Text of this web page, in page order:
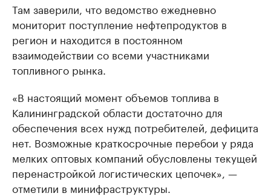
Там заверили, что ведомство ежедневно
мониторит поступление нефтепродуктов в
регион и находится в постоянном
взаимодействии со всеми участниками
топливного рынка.
«В настоящий момент объемов топлива в
Калининградской области достаточно для
обеспечения всех нужд потребителей, дефицита
нет. Возможные краткосрочные перебои у ряда
мелких оптовых компаний обусловлены текущей
перенастройкой логистических цепочек», —
отметили в минифраструктуры.